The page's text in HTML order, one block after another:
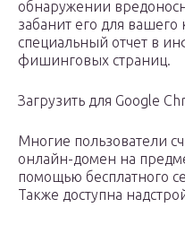
обнаружении
забанит его для
специальный отчет в
фишинговых страниц.
Загрузить для Google
Многие пользователи
онлайн-домен на
помощью бесплатного
Также доступна